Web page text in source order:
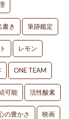
書き 筆跡鑑定
レモン
ONE TEAM
可能 活性酸素
の豊かさ 映画